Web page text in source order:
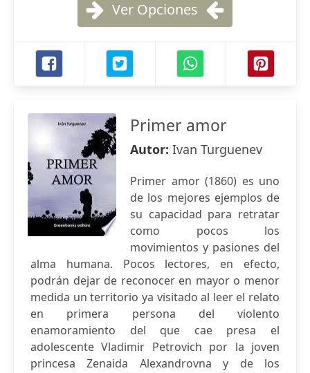
Ver Opciones
Primer amor
Autor: Ivan Turguenev
Primer amor (1860) es uno
de los mejores ejemplos de
su capacidad para retratar
como pocos los
movimientos y pasiones del
alma humana. Pocos lectores, en efecto,
podrán dejar de reconocer en mayor o menor
medida un territorio ya visitado al leer el relato
en primera persona del violento
enamoramiento del que cae presa el
adolescente Vladimir Petrovich por la joven
princesa Zenaida Alexandrovna y de los